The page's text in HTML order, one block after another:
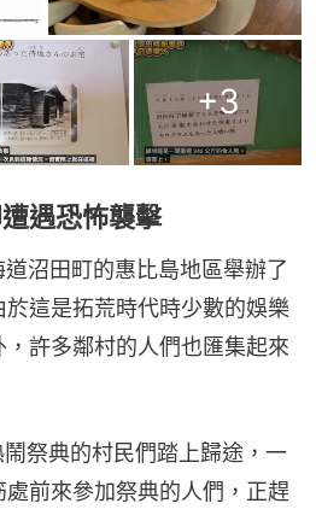
+3
遇恐怖襲擊
沼田町的惠比島地區舉辦了
這是拓荒時代時少數的娛樂
許多鄰村的人們也匯集起來
祭典的村民們踏上歸途，一
前來參加祭典的人們，正趕